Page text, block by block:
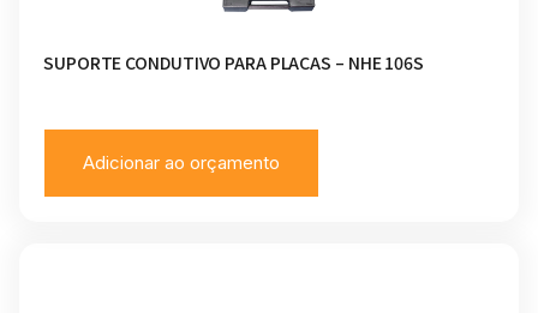
SUPORTE CONDUTIVO PARA PLACAS – NHE 106S
Adicionar ao orçamento